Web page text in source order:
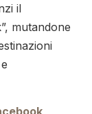
il
mutandone